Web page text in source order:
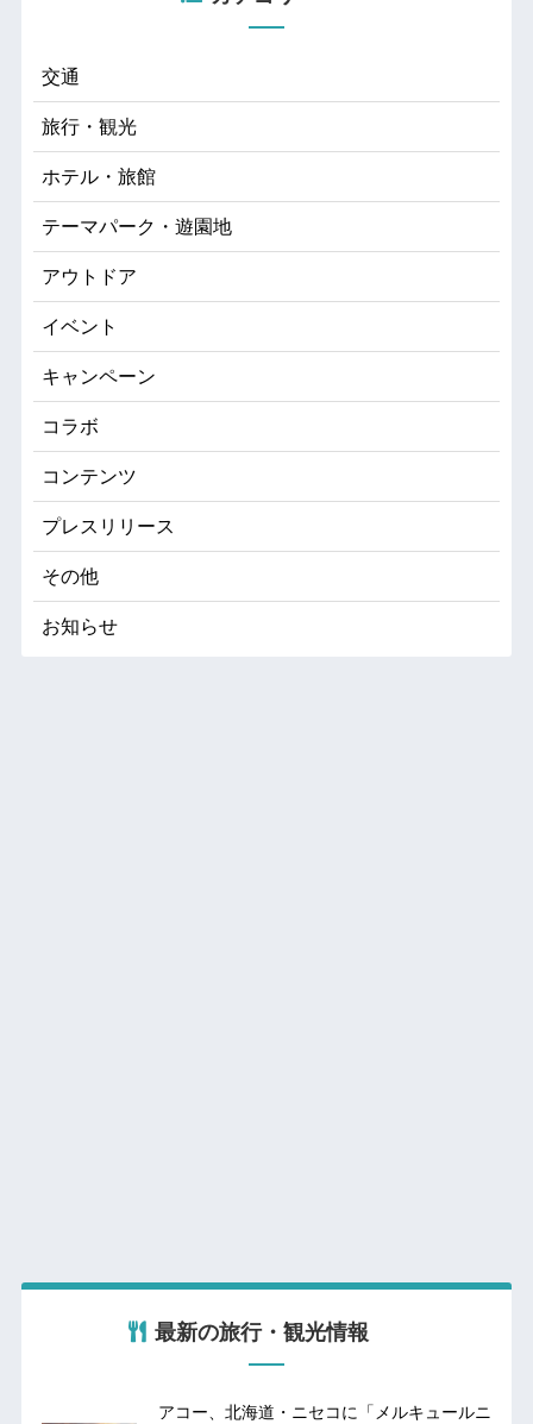
交通
旅行・観光
ホテル・旅館
テーマパーク・遊園地
アウトドア
イベント
キャンペーン
コラボ
コンテンツ
プレスリリース
その他
お知らせ
最新の旅行・観光情報
アコー、北海道・ニセコに「メルキュールニ